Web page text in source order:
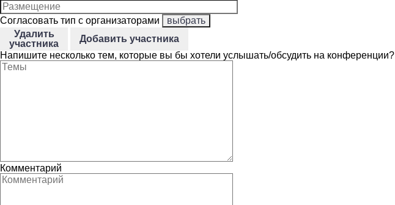
Согласовать тип с организаторами
выбрать
Удалить
участника
Добавить участника
Напишите несколько тем, которые вы бы хотели услышать/обсудить на конференции?
Комментарий